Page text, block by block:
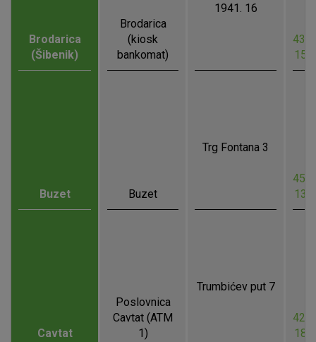
Brodarica
(Šibenik)
Brodarica
(kiosk
bankomat)
1941. 16
Buzet Buzet
Trg Fontana 3
Cavtat
Poslovnica
Cavtat (ATM
1)
Trumbićev put 7